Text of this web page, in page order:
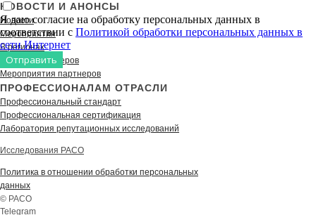
НОВОСТИ И АНОНСЫ
Новости
Мероприятия
В регионах
Новости партнеров
Мероприятия партнеров
ПРОФЕССИОНАЛАМ ОТРАСЛИ
Профессиональный стандарт
Профессиональная сертификация
Лаборатория репутационных исследований
Исследования РАСО
Политика в отношении обработки персональных
данных
© РАСО
Telegram
Я даю согласие на обработку персональных данных в
соответствии с Политикой обработки персональных данных в
сети Интернет
Отправить